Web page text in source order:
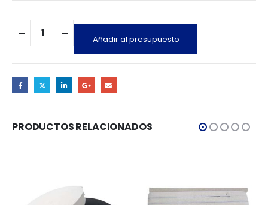
Añadir al presupuesto
PRODUCTOS RELACIONADOS